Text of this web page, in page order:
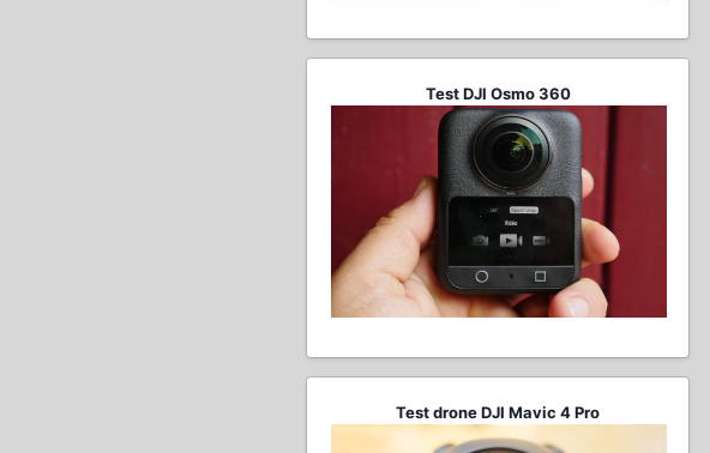
Test DJI Osmo 360
Test drone DJI Mavic 4 Pro